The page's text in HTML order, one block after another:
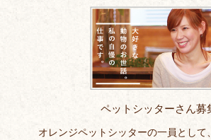
ペットシッターさん募
オレンジペットシッターの一員として